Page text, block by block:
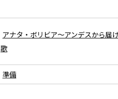
アナタ・ボリビア～アンデスから届
歌
準備